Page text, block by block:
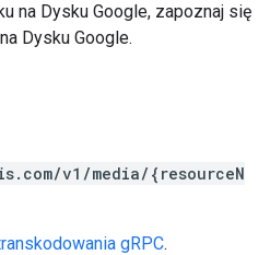
na Dysku Google, zapoznaj się
na Dysku Google.
v1/media/{resourceN
gRPC.